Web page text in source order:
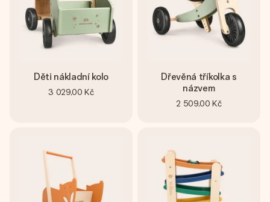
Děti nákladní kolo
3 029,00 Kč
Dřevěná tříkolka s
názvem
2 509,00 Kč